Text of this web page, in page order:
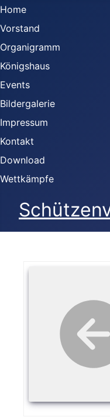
Home
Vorstand
Organigramm
Königshaus
Events
Bildergalerie
Impressum
Kontakt
Download
Wettkämpfe